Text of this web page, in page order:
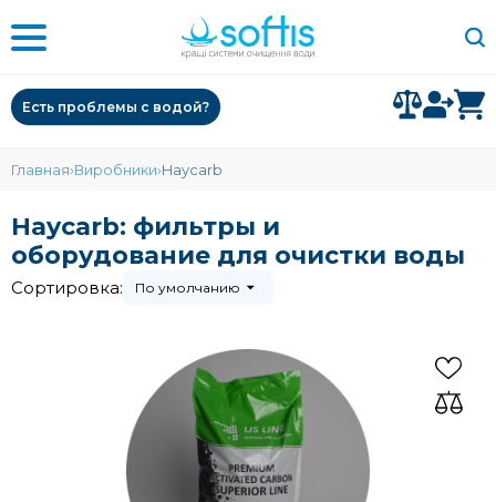
Есть проблемы с водой?
Главная Виробники Haycarb
Haycarb: фильтры и
оборудование для очистки воды
Сортировка: По умолчанию